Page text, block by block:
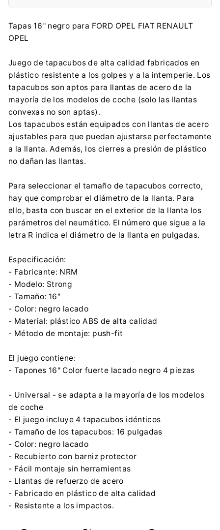
Fabricante:
NRM Sp. z o.o.
0048 614 448 683
Importador:
NRM Sp. z o.o.
Wspólna 7, 62-065 Grodzisk Wielkopolski
office@nrm.pl
0048 614 448 683
Tapas 16'' negro para FORD OPEL FIAT RENAULT
OPEL
Juego de tapacubos de alta calidad fabricados en
plástico resistente a los golpes y a la intemperie. Los
tapacubos son aptos para llantas de acero de la
mayoría de los modelos de coche (solo las llantas
convexas no son aptas).
Los tapacubos están equipados con llantas de acero
ajustables para que puedan ajustarse perfectamente
a la llanta. Además, los cierres a presión de plástico
no dañan las llantas.
Para seleccionar el tamaño de tapacubos correcto,
hay que comprobar el diámetro de la llanta. Para
ello, basta con buscar en el exterior de la llanta los
parámetros del neumático. El número que sigue a la
letra R indica el diámetro de la llanta en pulgadas.
Especificación:
- Fabricante: NRM
- Modelo: Strong
- Tamaño: 16"
- Color: negro lacado
- Material: plástico ABS de alta calidad
- Método de montaje: push-fit
El juego contiene:
- Tapones 16" Color fuerte lacado negro 4 piezas
- Universal - se adapta a la mayoría de los modelos
de coche
- El juego incluye 4 tapacubos idénticos
- Tamaño de los tapacubos: 16 pulgadas
- Color: negro lacado
- Recubierto con barniz protector
- Fácil montaje sin herramientas
- Llantas de refuerzo de acero
- Fabricado en plástico de alta calidad
- Resistente a los impactos.